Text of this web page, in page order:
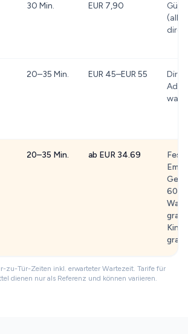
30 Min. EUR 7,90
(alle
20–35 Min. EUR 45–EUR 55
20–35 Min. ab EUR 34.69
60
zu-Tür-Zeiten inkl. erwarteter Wartezeit. Tarife für
dienen nur als Referenz und können variieren.